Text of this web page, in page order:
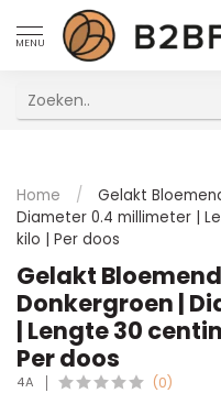
MENU
Home /
Gelakt
Diameter 0.4 millimeter |
kilo | Per doos
Gelakt
Donkergroen |
| Lengte 30
Per doos
4A (0)